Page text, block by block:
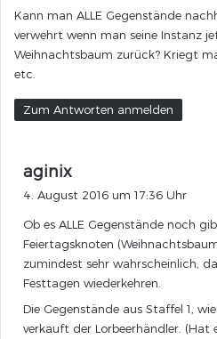
t
:
Kann man ALLE Gegenstände
verwehrt wenn man seine Instanz
Weihnachtsbaum zurück? Kriegt
etc.
Zum Antworten anmelden
aginix
t
:
4. August 2016 um 17:36 Uhr
Ob es ALLE Gegenstände noch
Feiertagsknoten
zumindest sehr wahrscheinlich,
Festtagen wiederkehren.
Die Gegenstände aus Staffel 1,
verkauft der Lorbeerhändler. (Hat